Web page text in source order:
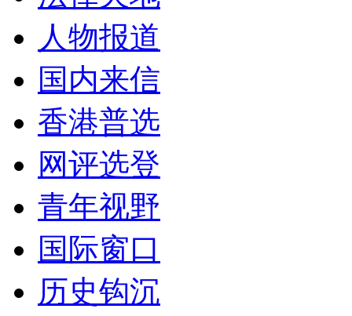
人物报道
国内来信
香港普选
网评选登
青年视野
国际窗口
历史钩沉